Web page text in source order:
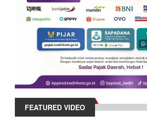
FEATURED VIDEO